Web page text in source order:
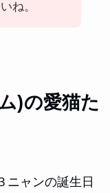
ね。
)の愛猫た
ニャンの誕生日